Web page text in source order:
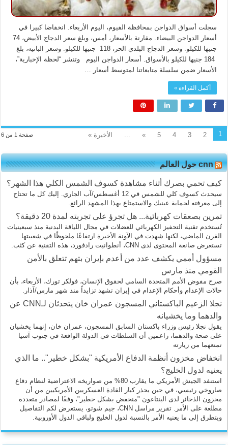
سجلت أسواق الدواجن بمحافظة الفيوم، اليوم الأربعاء. انخفاضا كبيرا في
أسعار الدواجن البيضاء. مقارنة بالأسعار، أمس، وبلغ سعر الدجاج الأبيض، 74
جنيها للكيلو. وسعر الدجاج البلدي الحر، 118 جنيها للكيلو. وسعر البانيه، بلغ
184 جنيها للكيلو بالأسواق. أسعار الدواجن اليوم وتنشر “لحظة الإخبارية”،
الأسعار ضمن سلسلة متابعاتنا لمتوسط أسعار …
أكمل القراءة »
صفحة 1 من 6 1
2
3
4
5
»
... الأخيرة »
cnn حول العالم
كيف تحمي بصرك أثناء مشاهدة كسوف الشمس الكلي هذا الشهر؟
سيحدث كسوف كلي للشمس في 12 أغسطس/آب الجاري. إليك كل ما تحتاج
إلى معرفته لحماية عينيك والاستمتاع بهذا المشهد الرائع.
تمرين بصعقات كهربائية... هل تجرؤ على تجربته لمدة 20 دقيقة؟
تُستخدم تقنية التحفيز الكهربائي للعضلات في مجال اللياقة البدنية منذ سبعينيات
القرن الماضي، لكنها شهدت في الآونة الأخيرة ارتفاعًا ملحوظًا في شعبيتها.
تستعرض صانعة المحتوى لدى CNN، أنطوانيت رادفورد، هذه التقنية عن كثب.
مسؤول أممي يكشف عدد من أعدم بإيران بتهم تتعلق بالأمن
القومي منذ مارس
صرح مفوض الأمم المتحدة السامي لحقوق الإنسان، فولكر تورك، الأربعاء، بأن
حالات الإعدام وأحكام الإعدام في إيران تشهد تزايداً منذ شهر مارس/آذار.
نجلا الزعيم الباكستاني المسجون عمران خان يتحدثان لـCNN عن
والدهما وما يخشيانه
يقول نجلا رئيس وزراء باكستان السابق المسجون، عمران خان، إنهما يخشيان
على صحة والدهما، زاعمين أن السلطات في الدولة الواقعة في جنوب آسيا
تمنعهما من زيارته
انخفاض مخزون أنظمة الدفاع الأمريكية "بشكل خطير".. ما الذي
يعنيه لدول الخليج؟
استنفد الجيش الأمريكي ما يقارب 80% من صواريخه الاعتراضية لنظام دفاع
صاروخي رئيسي، في حين يحذر كبار القادة العسكريين الأمريكيين من أن
مخزون الذخائر لدى البنتاغون "منخفض بشكل خطير"، وفقًا لمصادر متعددة
مطلعة على الأمر. تقرير مراسل CNN، جيم شوتو، يستعرض لكم التفاصيل
ويتطرق إلى ما يعنيه الأمر بالنسبة لدول الخليج ولباقي الدول الأوروبية.